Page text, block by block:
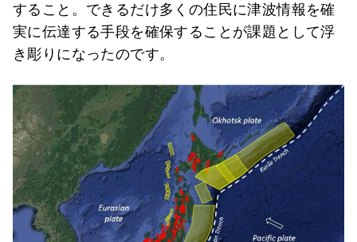
すること。できるだけ多くの住民に津波情報を確
実に伝達する手段を確保することが課題として浮
き彫りになったのです。